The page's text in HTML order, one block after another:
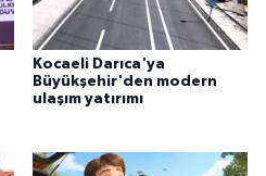
Kocaeli Darıca'ya
Büyükşehir'den modern
ulaşım yatırımı